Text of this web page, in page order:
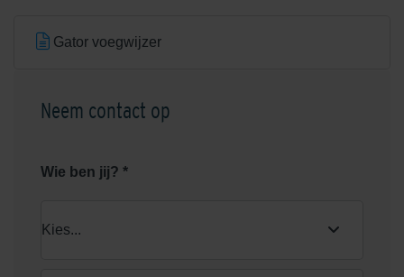
Gator voegwijzer
Neem contact op
Wie ben jij? *